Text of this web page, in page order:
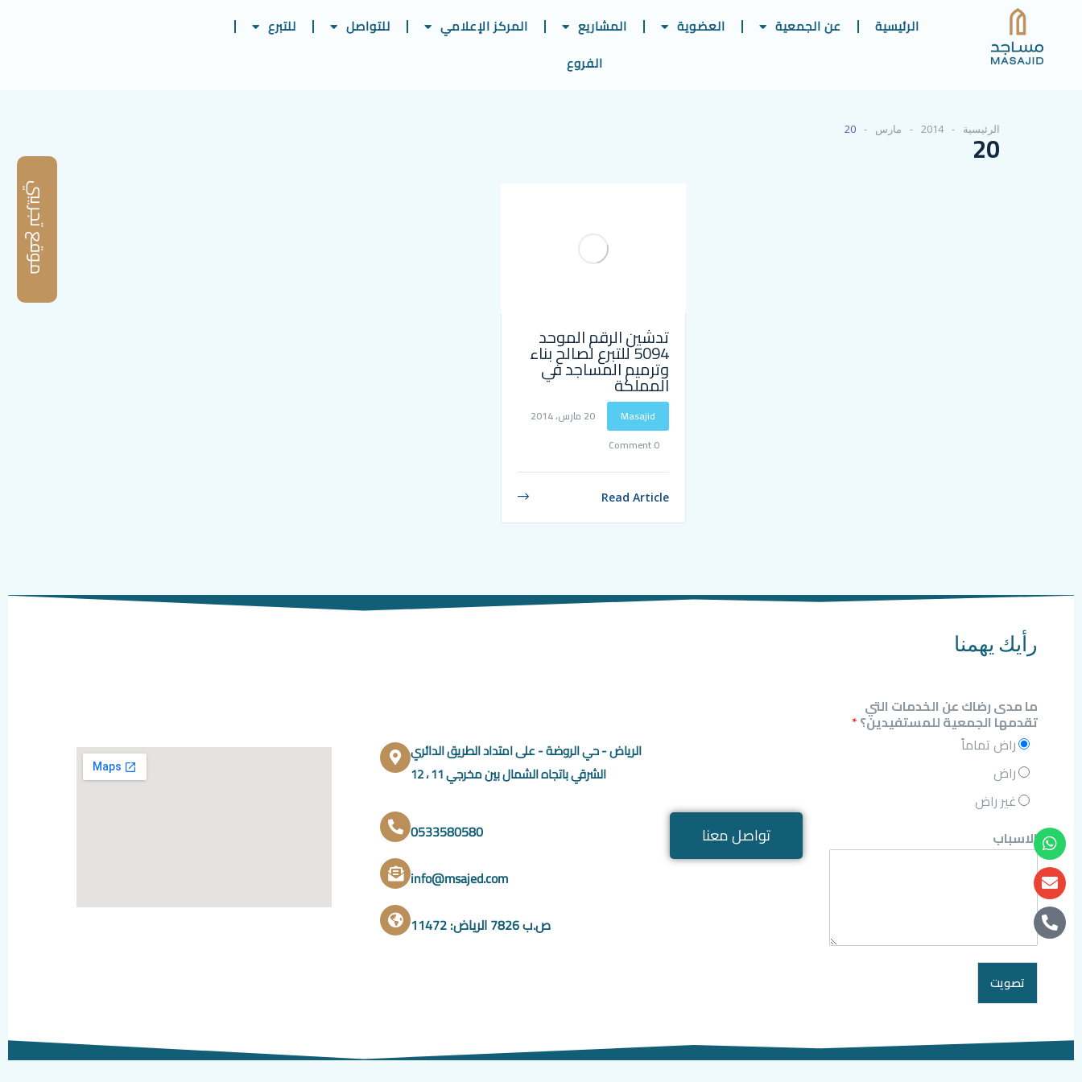
موقع تجريبي
الرئيسية عن الجمعية العضوية المشاريع المركز الإعلامي للتواصل
للتبرع
الفروع
الرئيسية 2014 مارس 20 20
تدشين الرقم الموحد
5094 للتبرع لصالح بناء
وترميم المساجد في
المملكة
Masajid
20 مارس، 2014
0 Comment
Read Article
رأيك يهمنا
ما مدى رضاك عن الخدمات التي
تقدمها الجمعية للمستفيدين؟*
راض تماماً
راض
غير راض
الاسباب
تصويت
تواصل معنا
الرياض - حي الروضة - على امتداد الطريق الدائري
الشرقي باتجاه الشمال بين مخرجي 11 ، 12
0533580580
info@msajed.com
ص.ب 7826 الرياض: 11472